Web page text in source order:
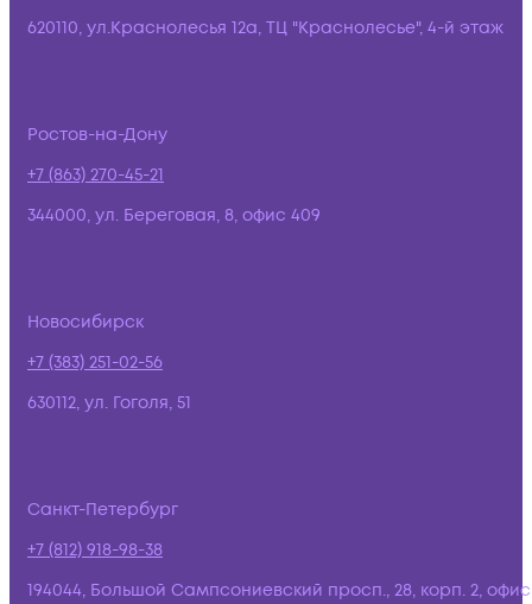
620110, ул.Краснолесья 12а, ТЦ "Краснолесье", 4-й этаж
Ростов-на-Дону
+7 (863) 270-45-21
344000, ул. Береговая, 8, офис 409
Новосибирск
+7 (383) 251-02-56
630112, ул. Гоголя, 51
Санкт-Петербург
+7 (812) 918-98-38
194044, Большой Сампсониевский просп., 28, корп. 2,